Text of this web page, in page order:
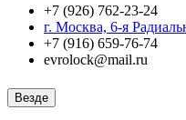
+7 (926) 762-23-24
г. Москва, 6-я
+7 (916) 659-76-74
evrolock@mail.ru
Везде